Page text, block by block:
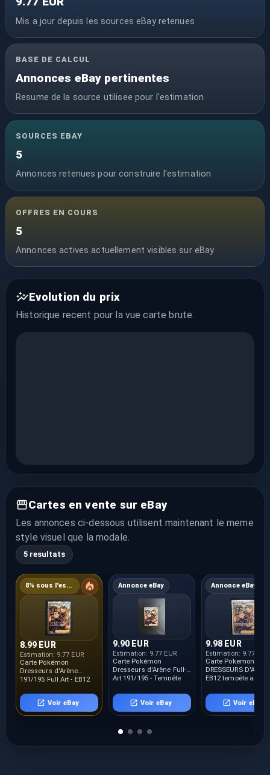
Mis a jour depuis les sources eBay retenues
BASE DE CALCUL
Annonces eBay pertinentes
Resume de la source utilisee pour l'estimation
SOURCES EBAY
5
Annonces retenues pour construire l'estimation
OFFRES EN COURS
5
Annonces actives actuellement visibles sur eBay
Evolution du prix
Historique recent pour la vuecarte brute.
Cartes en vente sur eBay
Les annonces ci-dessous utilisent maintenant le meme
style visuel que la modale.
5 resultats
8% sous l'estimation
8.99 EUR
Estimation: 9.77 EUR
Carte Pokémon
Dresseurs d'Arène
191/195 Full Art - EB12
Voir eBay
Annonce eBay
9.90 EUR
Estimation: 9.77 EUR
Carte Pokémon
Dresseurs d'Arène Full-
Art 191/195 - Tempête
Voir eBay
Annonce eBay
9.98 EUR
Estimation: 9.77 EUR
Carte Pokemon
DRESSEURS
EB12 tempête
Voir eBay